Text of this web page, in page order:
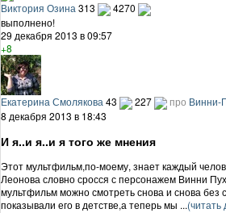
Виктория Озина 313
4270
выполнено!
29 декабря 2013 в 09:57
+8
Екатерина Смолякова 43 227 про Винни-
8 декабря 2013 в 18:43
И я..и я..и я того же мнения
Этот мультфильм,по-моему, знает каждый
Леонова словно сросся с персонажем Винни
мультфильм можно смотреть снова и снова без
показывали его в детстве,а теперь мы ...(читать